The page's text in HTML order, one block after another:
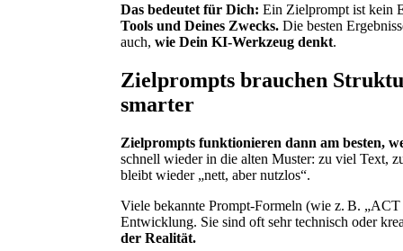
Das bedeutet für Dich: Ein Zielprompt ist kein
Tools und Deines Zwecks. Die besten
auch, wie Dein KI-Werkzeug denkt.
Zielprompts brauchen
smarter
Zielprompts funktionieren dann am besten,
schnell wieder in die alten Muster: zu viel Text,
bleibt wieder „nett, aber nutzlos“.
Viele bekannte Prompt-Formeln (wie z. B.
Entwicklung. Sie sind oft sehr technisch oder
der Realität.